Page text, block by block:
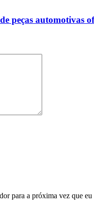
peças automotivas
para a próxima vez que eu